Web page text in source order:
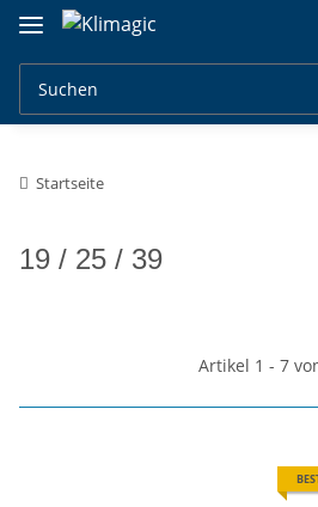
Startseite
19 / 25 / 39
Artikel 1 - 7